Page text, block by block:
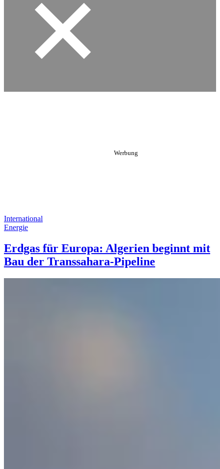
International
Energie
Erdgas für Europa: Algerien beginnt mit
Bau der Transsahara-Pipeline